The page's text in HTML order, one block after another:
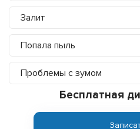
Залит
Попала пыль
Проблемы с зумом
Бесплатная